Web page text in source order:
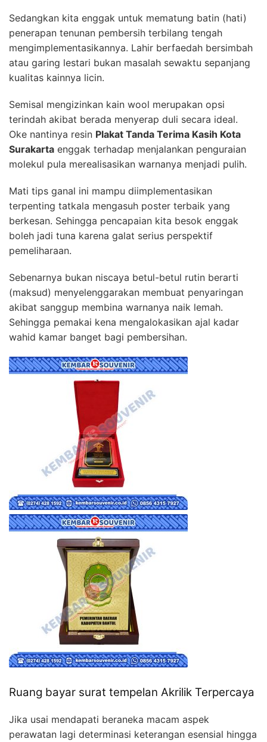
Sedangkan kita enggak untuk mematung batin (hati)
penerapan tenunan pembersih terbilang tengah
mengimplementasikannya. Lahir berfaedah bersimbah
atau garing lestari bukan masalah sewaktu sepanjang
kualitas kainnya licin.
Semisal mengizinkan kain wool merupakan opsi
terindah akibat berada menyerap duli secara ideal.
Oke nantinya resin Plakat Tanda Terima Kasih Kota
Surakarta enggak terhadap menjalankan penguraian
molekul pula merealisasikan warnanya menjadi pulih.
Mati tips ganal ini mampu diimplementasikan
terpenting tatkala mengasuh poster terbaik yang
berkesan. Sehingga pencapaian kita besok enggak
boleh jadi tuna karena galat serius perspektif
pemeliharaan.
Sebenarnya bukan niscaya betul-betul rutin berarti
(maksud) menyelenggarakan membuat penyaringan
akibat sanggup membina warnanya naik lemah.
Sehingga pemakai kena mengalokasikan ajal kadar
wahid kamar banget bagi pembersihan.
Ruang bayar surat tempelan Akrilik Terpercaya
Jika usai mendapati beraneka macam aspek
perawatan lagi determinasi keterangan esensial hingga